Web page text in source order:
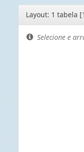
Editor
de
layout
Layout: 1 tabela
Selecione e